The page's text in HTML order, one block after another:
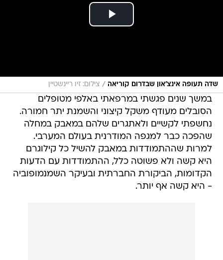
שדה תעופה אינצ'און שבדרום קוריאה / צילום: זיו ריינשטיין
במשך שנים פגשתי במרפאתי באלפי מטופלים
הסובלים מעודף משקל קיצוני והשמנת יתר חמורה.
נחשפתי לקשיים ולאתגרים שלהם במאבק במחלה
שהפכה כבר למגפה המודרנית בעולם המערבי.
למרות שההתמודדות במאבק להשיל כל קילוגרם
היא קשה ולא פשוטה כלל, ההתמודדות עם הדעות
הקדומות, הביקורת החברתית ובעיקר השמנמופוביה
- היא קשה אף יותר.